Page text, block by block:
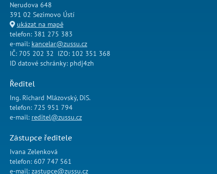
Nerudova 648
391 02 Sezimovo Ústí
ukázat na mapě
telefon: 381 275 383
e-mail: kancelar@zussu.cz
IČ: 705 202 32 IZO: 102 351 368
ID datové schránky: phdj4zh
Ředitel
Ing. Richard Mlázovský, DiS.
telefon: 725 951 794
e-mail: reditel@zussu.cz
Zástupce ředitele
Ivana Zelenková
telefon: 607 747 561
e-mail: zastupce@zussu.cz